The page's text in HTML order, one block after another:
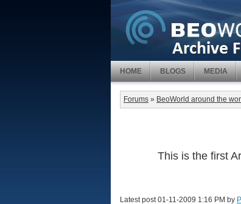
HOME BLOGS MEDIA
Forums » BeoWorld around the
This is the first
Latest post 01-11-2009 1:16 PM by